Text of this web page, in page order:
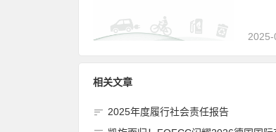
2025-
相关文章
2025年度履行社会责任报告